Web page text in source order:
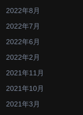
2022年8月
2022年7月
2022年6月
2022年2月
2021年11月
2021年10月
2021年3月